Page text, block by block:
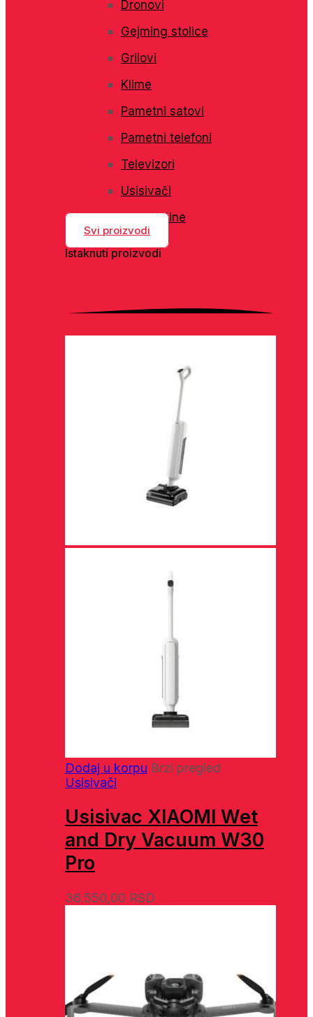
Dronovi
Gejming stolice
Grilovi
Klime
Pametni satovi
Pametni telefoni
Televizori
Usisivači
Veš mašine
Svi proizvodi
Istaknuti proizvodi
Dodaj u korpu Brzi pregled
Usisivači
Usisivac XIAOMI Wet
and Dry Vacuum W30
Pro
36.550,00 RSD